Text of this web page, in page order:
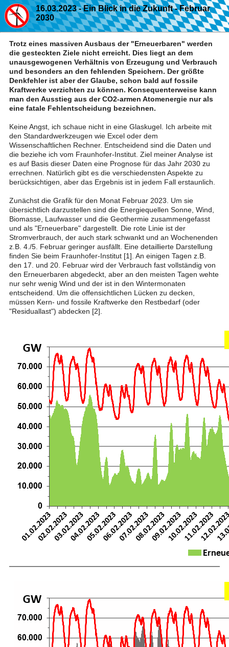
16.03.2023 - Ein Blick in die Zukunft - Februar
2030
Trotz eines massiven Ausbaus der "Erneuerbaren" werden
die gesteckten Ziele nicht erreicht. Dies liegt an dem
unausgewogenen Verhältnis von Erzeugung und Verbrauch
und besonders an den fehlenden Speichern. Der größte
Denkfehler ist aber der Glaube, schon bald auf fossile
Kraftwerke verzichten zu können. Konsequenterweise kann
man den Ausstieg aus der CO2-armen Atomenergie nur als
eine fatale Fehlentscheidung bezeichnen.
Keine Angst, ich schaue nicht in eine Glaskugel. Ich arbeite mit
den Standardwerkzeugen wie Excel oder dem
Wissenschaftlichen Rechner. Entscheidend sind die Daten und
die beziehe ich vom Fraunhofer-Institut. Ziel meiner Analyse ist
es auf Basis dieser Daten eine Prognose für das Jahr 2030 zu
errechnen. Natürlich gibt es die verschiedensten Aspekte zu
berücksichtigen, aber das Ergebnis ist in jedem Fall erstaunlich.
Zunächst die Grafik für den Monat Februar 2023. Um sie
übersichtlich darzustellen sind die Energiequellen Sonne, Wind,
Biomasse, Laufwasser und die Geothermie zusammengefasst
und als "Erneuerbare" dargestellt. Die rote Linie ist der
Stromverbrauch, der auch stark schwankt und an Wochenenden
z.B. 4./5. Februar geringer ausfällt. Eine detaillierte Darstellung
finden Sie beim Fraunhofer-Institut [1]. An einigen Tagen z.B.
den 17. und 20. Februar wird der Verbrauch fast vollständig von
den Erneuerbaren abgedeckt, aber an den meisten Tagen wehte
nur sehr wenig Wind und der ist in den Wintermonaten
entscheidend. Um die offensichtlichen Lücken zu decken,
müssen Kern- und fossile Kraftwerke den Restbedarf (oder
"Residuallast") abdecken [2].